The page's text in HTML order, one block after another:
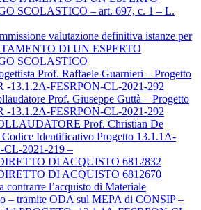
SCOLASTICO – art. 697, c. 1 – L.
valutazione definitiva istanze per
DI UN ESPERTO
SCOLASTICO
Prof. Raffaele Guarnieri – Progetto
-13.1.2A-FESRPON-CL-2021-292
Prof. Giuseppe Guttà – Progetto
-13.1.2A-FESRPON-CL-2021-292
Prof. Christian De
Identificativo Progetto 13.1.1A-
CL-2021-219 –
DI ACQUISTO 6812832
DI ACQUISTO 6812670
contrarre l’acquisto di Materiale
– tramite ODA sul MEPA di CONSIP –